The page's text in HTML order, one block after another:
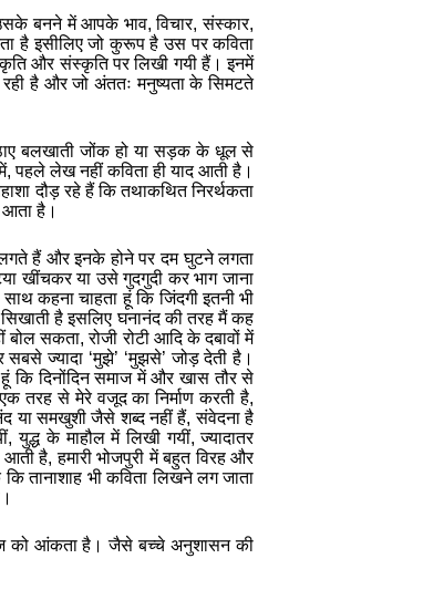
बनने में आपके भाव,विचार,संस्कार,
है इसीलिए जो कुरूप है उस पर कविता
और संस्‍कृति पर लिखी गयी हैं। इनमें
रही है और जो अंततः मनुष्यता के सिमटते
बलखाती जोंक हो या सड़क के धूल से
,पहले लेख नहीं कविता ही याद आती है।
दौड़ रहे हैं कि तथाकथित निरर्थकता
आता है।
हैं और इनके होने पर दम घुटने लगता
खींचकर या उसे गुदगुदी कर भाग जाना
साथ कहना चाहता हूं कि जिंदगी इतनी भी
सिखाती है इसलिए घनानंद की तरह मैं कह
बोल सकता,रोजी रोटी आदि के दबावों में
सबसे ज्यादा ‘मुझे’ ‘मुझसे’जोड़ देती है।
हूं कि दिनोंदिन समाज में और खास तौर से
तरह से मेरे वजूद का निर्माण करती है,
या समखुशी जैसे शब्‍द नहीं हैं,संवेदना है
,युद्ध के माहौल में लिखी गयीं,ज्‍यादातर
आती है,हमारी भोजपुरी में बहुत विरह और
कि तानाशाह भी कविता लिखने लग जाता
को आंकता है। जैसे बच्‍चे अनुशासन की